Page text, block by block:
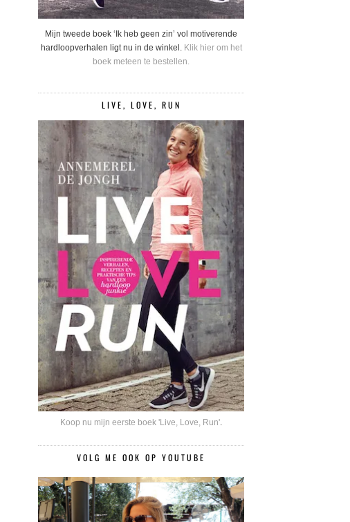
Mijn tweede boek ‘Ik heb geen zin’ vol motiverende
hardloopverhalen ligt nu in de winkel. Klik hier om het
boek meteen te bestellen.
LIVE, LOVE, RUN
Koop nu mijn eerste boek 'Live, Love, Run'.
VOLG ME OOK OP YOUTUBE